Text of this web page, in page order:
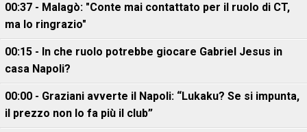
00:37 - Malagò: "Conte mai contattato per il ruolo di CT,
ma lo ringrazio"
00:15 - In che ruolo potrebbe giocare Gabriel Jesus in
casa Napoli?
00:00 - Graziani avverte il Napoli: “Lukaku? Se si impunta,
il prezzo non lo fa più il club”